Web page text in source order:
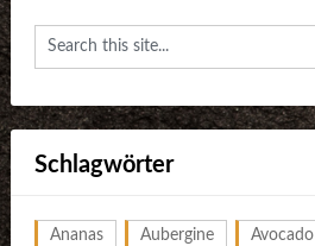
Schlagwörter
Ananas Aubergine Avocado